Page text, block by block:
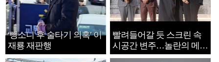
‘뺑소니 후 술타기 의혹’ 이
재룡 재판행
빨려들어갈 듯 스크린 속
시공간 변주…놀란의 메시
지는 ‘전쟁 속죄’